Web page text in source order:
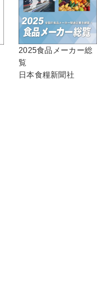
2025食品メーカー総
覧
日本食糧新聞社